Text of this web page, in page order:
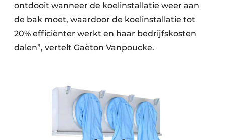
ontdooit wanneer de koelinstallatie weer aan
de bak moet, waardoor de koelinstallatie tot
20% efficiënter werkt en haar bedrijfskosten
dalen”, vertelt Gaëton Vanpoucke.